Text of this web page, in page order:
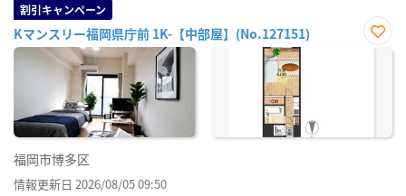
割引キャンペーン
Kマンスリー福岡県庁前 1K-【中部屋】(No.127151)
お気
福岡市博多区
情報更新日 2026/08/05 09:50